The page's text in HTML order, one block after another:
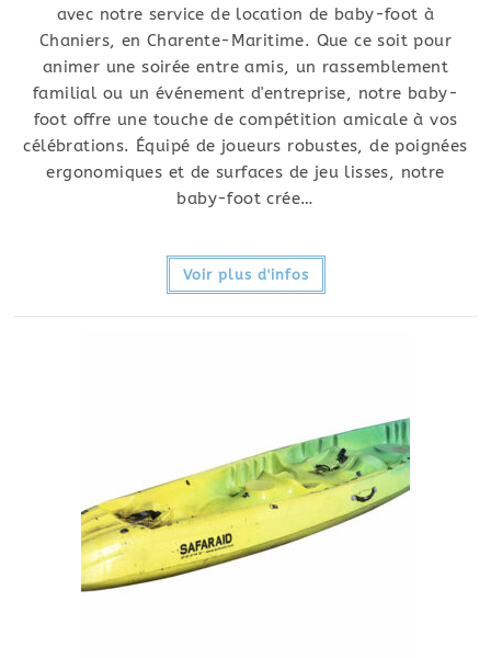
avec notre service de location de baby-foot à
Chaniers, en Charente-Maritime. Que ce soit pour
animer une soirée entre amis, un rassemblement
familial ou un événement d'entreprise, notre baby-
foot offre une touche de compétition amicale à vos
célébrations. Équipé de joueurs robustes, de poignées
ergonomiques et de surfaces de jeu lisses, notre
baby-foot crée…
Voir plus d'infos